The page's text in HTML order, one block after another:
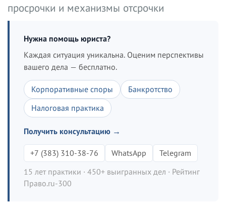
просрочки и механизмы отсрочки
Нужна помощь юриста?
Каждая ситуация уникальна. Оценим перспективы
вашего дела — бесплатно.
Корпоративные споры
Банкротство
Налоговая практика
Получить консультацию →
+7 (383) 310-38-76 WhatsApp
Telegram
15 лет практики · 450+ выигранных дел · Рейтинг
Право.ru-300